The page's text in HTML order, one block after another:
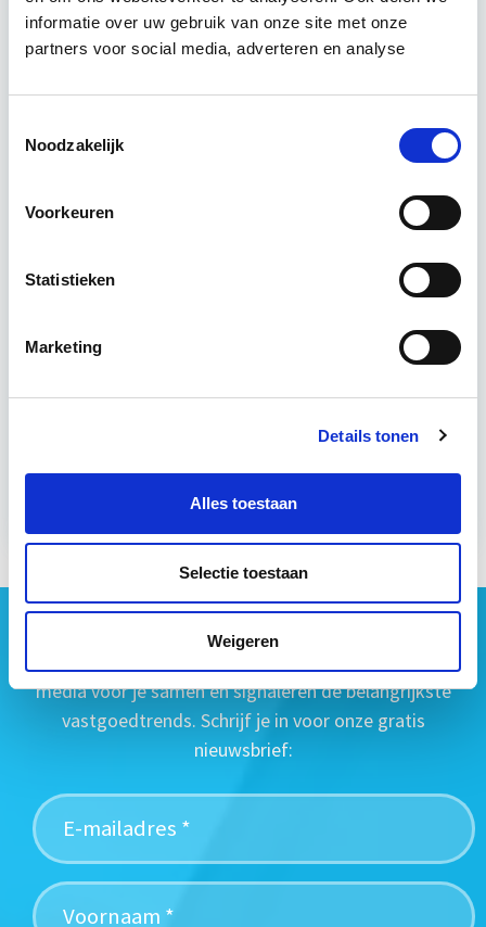
informatie over uw gebruik van onze site met onze
partners voor social media, adverteren en analyse
Noodzakelijk
Voorkeuren
Statistieken
Marketing
Details tonen
Alles toestaan
Selectie toestaan
Weigeren
Ontwikkelingen op de vastgoedmarkt zijn
afhankelijk van algemene economische
ontwikkelingen, die ook tijdens deze module
worden verkend. Ook wordt er aandacht
Eerstvolgende startdatum
Meer informatie
media voor je samen en signaleren de belangrijkste
vastgoedtrends. Schrijf je in voor onze gratis
nieuwsbrief: